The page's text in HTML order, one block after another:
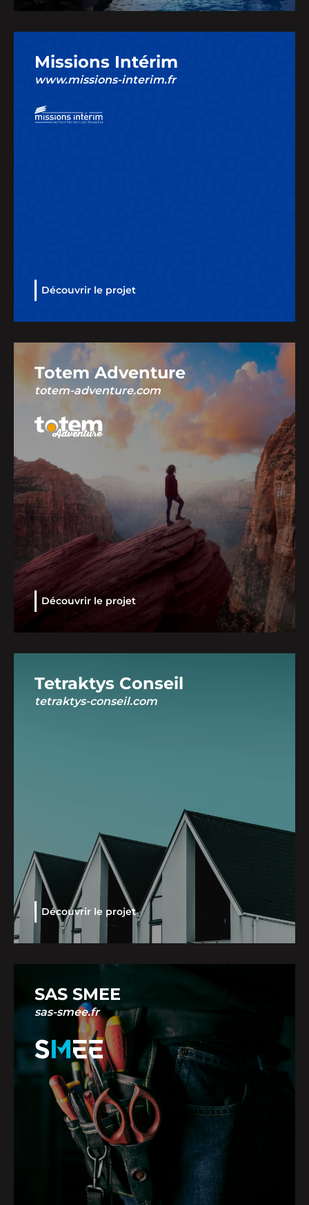
Missions Intérim
www.missions-interim.fr
Découvrir le projet
Totem Adventure
totem-adventure.com
Découvrir le projet
Tetraktys Conseil
tetraktys-conseil.com
Découvrir le projet
SAS SMEE
sas-smee.fr